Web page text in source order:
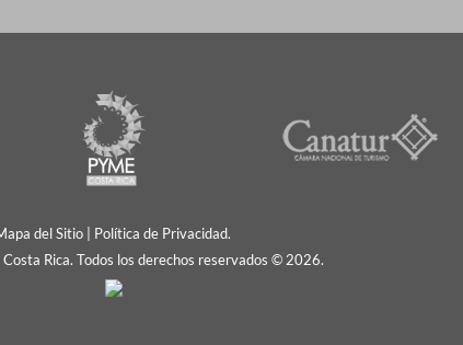
del Sitio| Política de Privacidad.
Rica. Todos los derechos reservados © 2026.